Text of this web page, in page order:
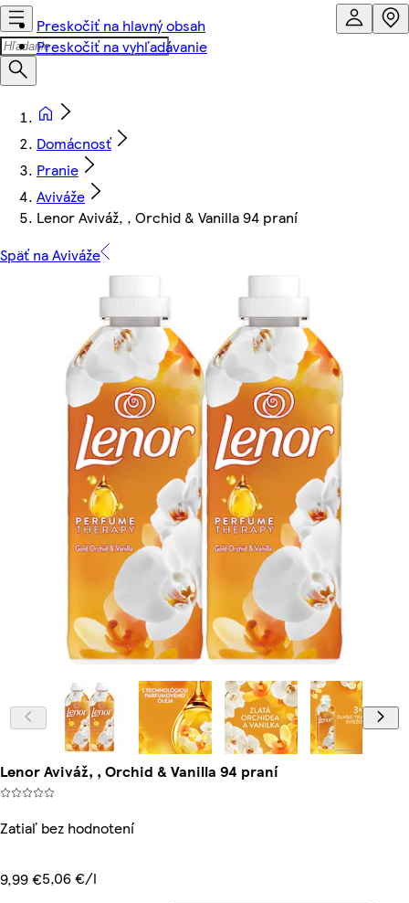
Preskočiť na hlavný obsah
Preskočiť na vyhľadávanie
Domácnosť
Pranie
Aviváže
Lenor Aviváž, , Orchid & Vanilla 94 praní
Späť na Aviváže
Lenor Aviváž, , Orchid & Vanilla 94 praní
Zatiaľ bez hodnotení
9,99 €5,06 €/l